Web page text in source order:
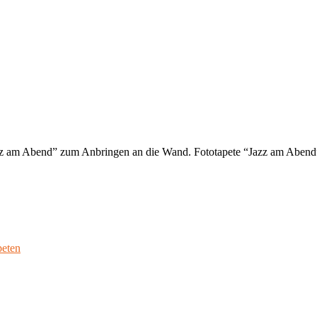
am Abend” zum Anbringen an die Wand. Fototapete “Jazz am